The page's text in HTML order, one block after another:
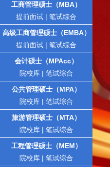
工商管理硕士（MBA）
提前面试 | 笔试综合
高级工商管理硕士（EMBA）
提前面试 | 笔试综合
会计硕士（MPAcc）
院校库 | 笔试综合
公共管理硕士（MPA）
院校库 | 笔试综合
旅游管理硕士（MTA）
院校库 | 笔试综合
工程管理硕士（MEM）
院校库 | 笔试综合